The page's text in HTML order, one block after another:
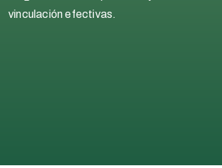
vinculación efectivas.